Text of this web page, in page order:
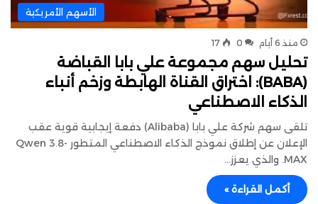
الأسهم الأمريكية
منذ 6 أيام 0
17
تحليل سهم مجموعة علي بابا القباضة
(BABA): اختراق القناة الهابطة وزخم أنباء
الذكاء الاصطناعي
تلقى سهم شركة علي بابا (Alibaba) دفعة إيجابية قوية عقب
الإعلان عن إطلاق نموذج الذكاء الاصطناعي المتطور Qwen 3.8-
MAX. والذي يعزز…
أكمل القراءة »